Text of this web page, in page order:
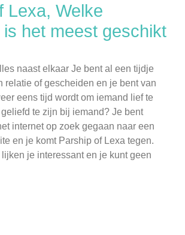
Lexa, Welke
het meest geschikt
naast elkaar Je bent al een tijdje
relatie of gescheiden en je bent van
eens tijd wordt om iemand lief te
te zijn bij iemand? Je bent
internet op zoek gegaan naar een
en je komt Parship of Lexa tegen.
je interessant en je kunt geen